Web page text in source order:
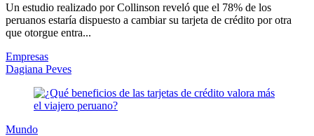
Un estudio realizado por Collinson reveló que el 78% de los
peruanos estaría dispuesto a cambiar su tarjeta de crédito por otra
que otorgue entra...
Empresas
Dagiana Peves
Mundo